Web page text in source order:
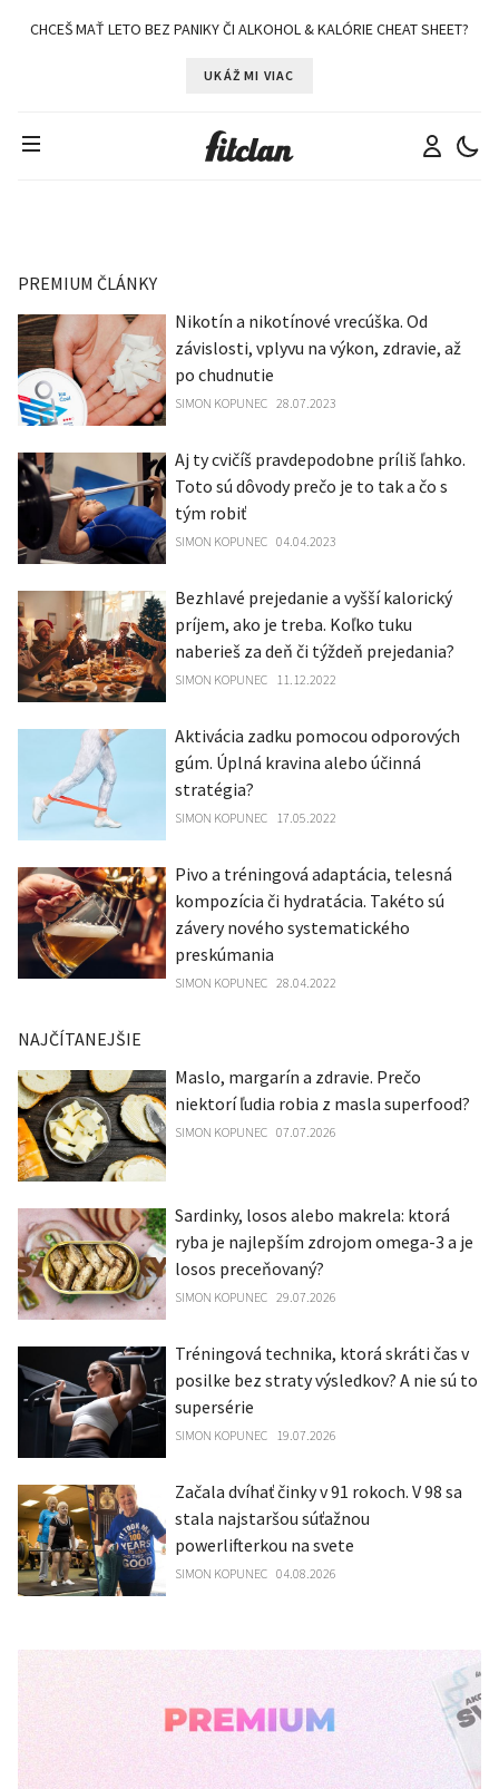
CHCEŠ MAŤ LETO BEZ PANIKY ČI ALKOHOL & KALÓRIE CHEAT SHEET?
UKÁŽ MI VIAC
PREMIUM ČLÁNKY
Nikotín a nikotínové vrecúška. Od
závislosti, vplyvu na výkon, zdravie, až
po chudnutie
SIMON KOPUNEC 28.07.2023
Aj ty cvičíš pravdepodobne príliš ľahko.
Toto sú dôvody prečo je to tak a čo s
tým robiť
SIMON KOPUNEC 04.04.2023
Bezhlavé prejedanie a vyšší kalorický
príjem, ako je treba. Koľko tuku
naberieš za deň či týždeň prejedania?
SIMON KOPUNEC 11.12.2022
Aktivácia zadku pomocou odporových
gúm. Úplná kravina alebo účinná
stratégia?
SIMON KOPUNEC 17.05.2022
Pivo a tréningová adaptácia, telesná
kompozícia či hydratácia. Takéto sú
závery nového systematického
preskúmania
SIMON KOPUNEC 28.04.2022
NAJČÍTANEJŠIE
Maslo, margarín a zdravie. Prečo
niektorí ľudia robia z masla superfood?
SIMON KOPUNEC 07.07.2026
Sardinky, losos alebo makrela: ktorá
ryba je najlepším zdrojom omega-3 a je
losos preceňovaný?
SIMON KOPUNEC 29.07.2026
Tréningová technika, ktorá skráti čas v
posilke bez straty výsledkov? A nie sú to
supersérie
SIMON KOPUNEC 19.07.2026
Začala dvíhať činky v 91 rokoch. V 98 sa
stala najstaršou súťažnou
powerlifterkou na svete
SIMON KOPUNEC 04.08.2026